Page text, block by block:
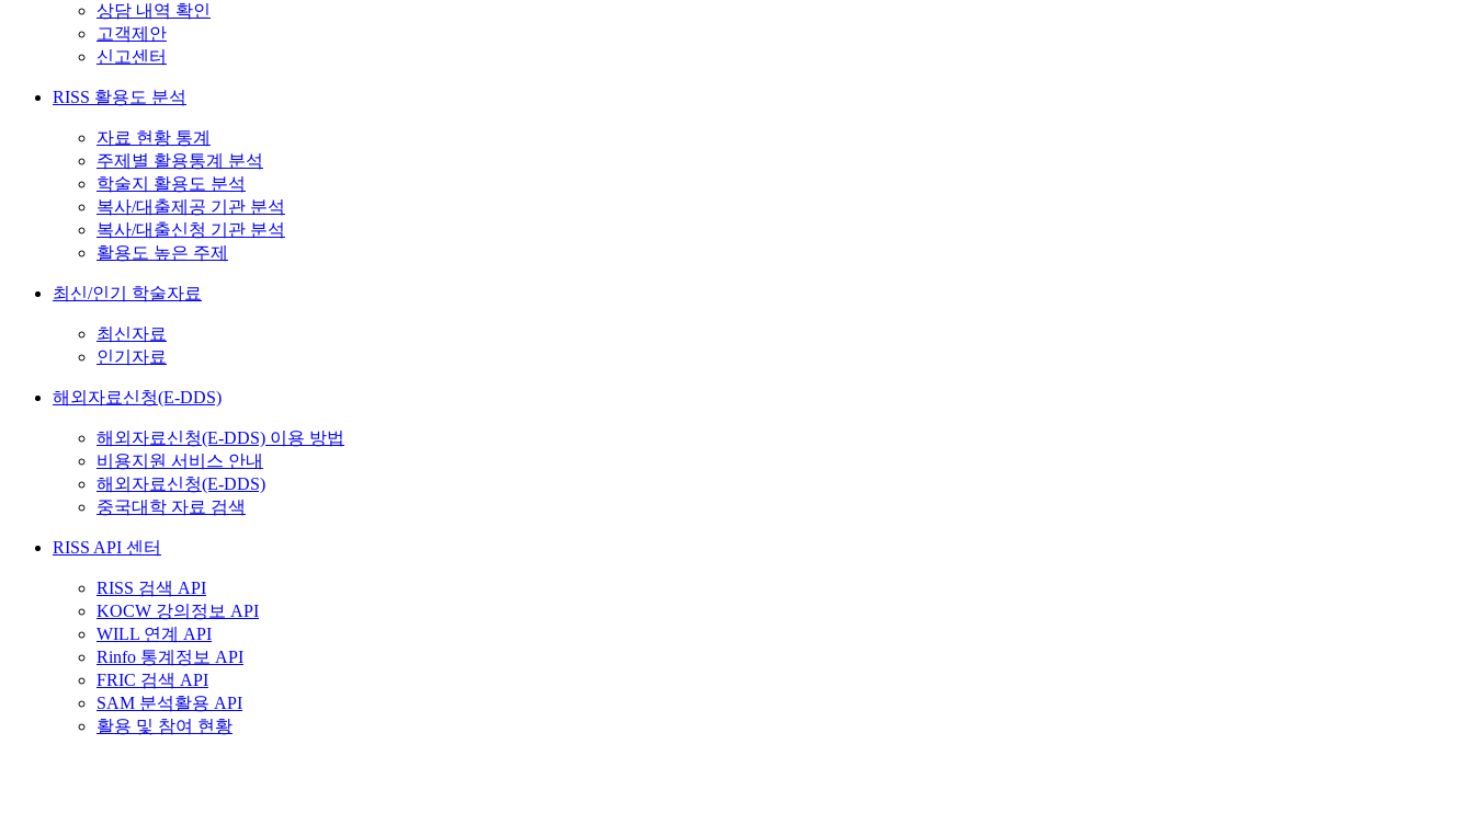
상담 내역 확인
고객제안
신고센터
RISS 활용도 분석
자료 현황 통계
주제별 활용통계 분석
학술지 활용도 분석
복사/대출제공 기관 분석
복사/대출신청 기관 분석
활용도 높은 주제
최신/인기 학술자료
최신자료
인기자료
해외자료신청(E-DDS)
해외자료신청(E-DDS) 이용 방법
비용지원 서비스 안내
해외자료신청(E-DDS)
중국대학 자료 검색
RISS API 센터
RISS 검색 API
KOCW 강의정보 API
WILL 연계 API
Rinfo 통계정보 API
FRIC 검색 API
SAM 분석활용 API
활용 및 참여 현황